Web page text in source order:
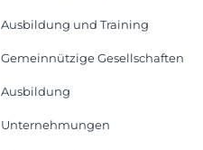
Ausbildung und Training
Gemeinnützige Gesellschaften
Ausbildung
Unternehmungen